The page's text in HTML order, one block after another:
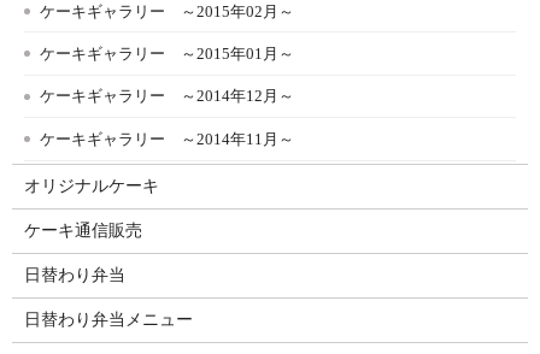
ケーキギャラリー ～2015年02月～
ケーキギャラリー ～2015年01月～
ケーキギャラリー ～2014年12月～
ケーキギャラリー ～2014年11月～
オリジナルケーキ
ケーキ通信販売
日替わり弁当
日替わり弁当メニュー